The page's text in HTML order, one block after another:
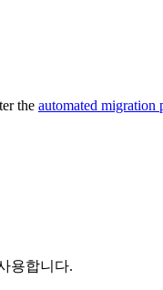
the automated migration
용합니다.